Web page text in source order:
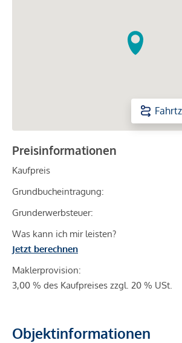
Preisinformationen
Kaufpreis
Grundbucheintragung:
Grunderwerbsteuer:
Was kann ich mir leisten?
Jetzt berechnen
Maklerprovision:
3,00 % des Kaufpreises zzgl. 20 % USt.
Objektinformationen